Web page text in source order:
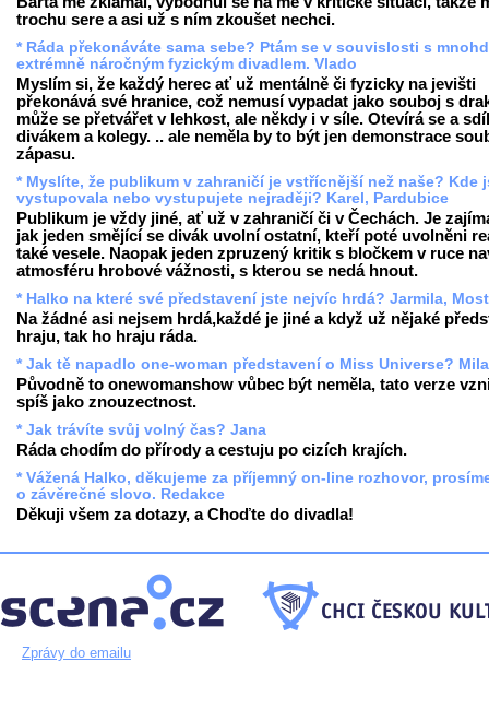
trochu sere a asi už s ním zkoušet nechci.
* Ráda překonáváte sama sebe? Ptám se v souvislosti s
extrémně náročným fyzickým divadlem. Vlado
Myslím si, že každý herec ať už mentálně či fyzicky na jevišti
překonává své hranice, což nemusí vypadat jako souboj s
může se přetvářet v lehkost, ale někdy i v síle. Otevírá se a
divákem a kolegy. .. ale neměla by to být jen demonstrace
zápasu.
* Myslíte, že publikum v zahraničí je vstřícnější než naše? Kde
vystupovala nebo vystupujete nejraději? Karel, Pardubice
Publikum je vždy jiné, ať už v zahraničí či v Čechách. Je
jak jeden smějící se divák uvolní ostatní, kteří poté uvolněni
také vesele. Naopak jeden zpruzený kritik s bločkem v ruce
atmosféru hrobové vážnosti, s kterou se nedá hnout.
* Halko na které své představení jste nejvíc hrdá? Jarmila, Most
Na žádné asi nejsem hrdá,každé je jiné a když už nějaké
hraju, tak ho hraju ráda.
* Jak tě napadlo one-woman představení o Miss Universe?
Původně to onewomanshow vůbec být neměla, tato verze
spíš jako znouzectnost.
* Jak trávíte svůj volný čas? Jana
Ráda chodím do přírody a cestuju po cizích krajích.
* Vážená Halko, děkujeme za příjemný on-line rozhovor,
o závěrečné slovo. Redakce
Děkuji všem za dotazy, a Choďte do divadla!
Zprávy do emailu